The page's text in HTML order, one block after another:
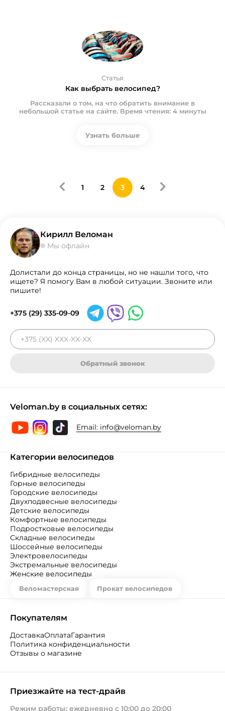
Статья
Как выбрать велосипед?
Рассказали о том, на что обратить внимание в
небольшой статье на сайте. Время чтения: 4 минуты
Узнать больше
1 2 3 4
Кирилл Веломан
Мы офлайн
Долистали до конца страницы, но не нашли того, что
ищете? Я помогу Вам в любой ситуации. Звоните или
пишите!
+375 (29) 335-09-09
Обратный звонок
Veloman.by в социальных сетях:
Email: info@veloman.by
Категории велосипедов
Гибридные велосипеды
Горные велосипеды
Городские велосипеды
Двухподвесные велосипеды
Детские велосипеды
Комфортные велосипеды
Подростковые велосипеды
Складные велосипеды
Шоссейные велосипеды
Электровелосипеды
Экстремальные велосипеды
Женские велосипеды
Веломастерская Прокат велосипедов
Покупателям
ДоставкаОплатаГарантия
Политика конфиденциальности
Отзывы о магазине
Приезжайте на тест-драйв
Режим работы: ежедневно с 10:00 до 20:00